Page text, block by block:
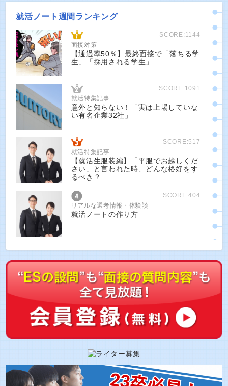
就活ノート週間ランキング
SCORE:1144
面接対策
【通過率50％】最終面接で「落ちる学
生」「採用される学生」
SCORE:1091
就活特集記事
意外と知らない！「実は上場していな
い有名企業32社」
SCORE:517
就活特集記事
【就活生服装編】「平服でお越しくだ
さい」と言われた時、どんな格好をす
るべき？
SCORE:404
リアルな選考情報・体験談
就活ノートの作り方